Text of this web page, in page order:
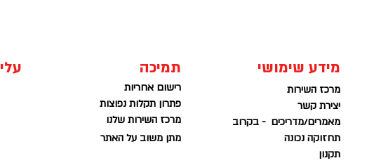
תמיכה
רישום אחריות
פתרון תקלות נפוצות
מרכז השירות שלנו
מתן משוב על האתר
מידע שימושי
מרכז השירות
יצירת קשר
מאמרים/מדריכים - בקרוב
תחזוקה נכונה
תקנון